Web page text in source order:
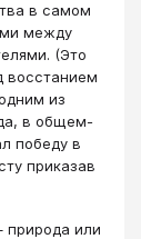
в самом
между
(Это
восстанием
из
в общем-
победу в
приказав
природа или